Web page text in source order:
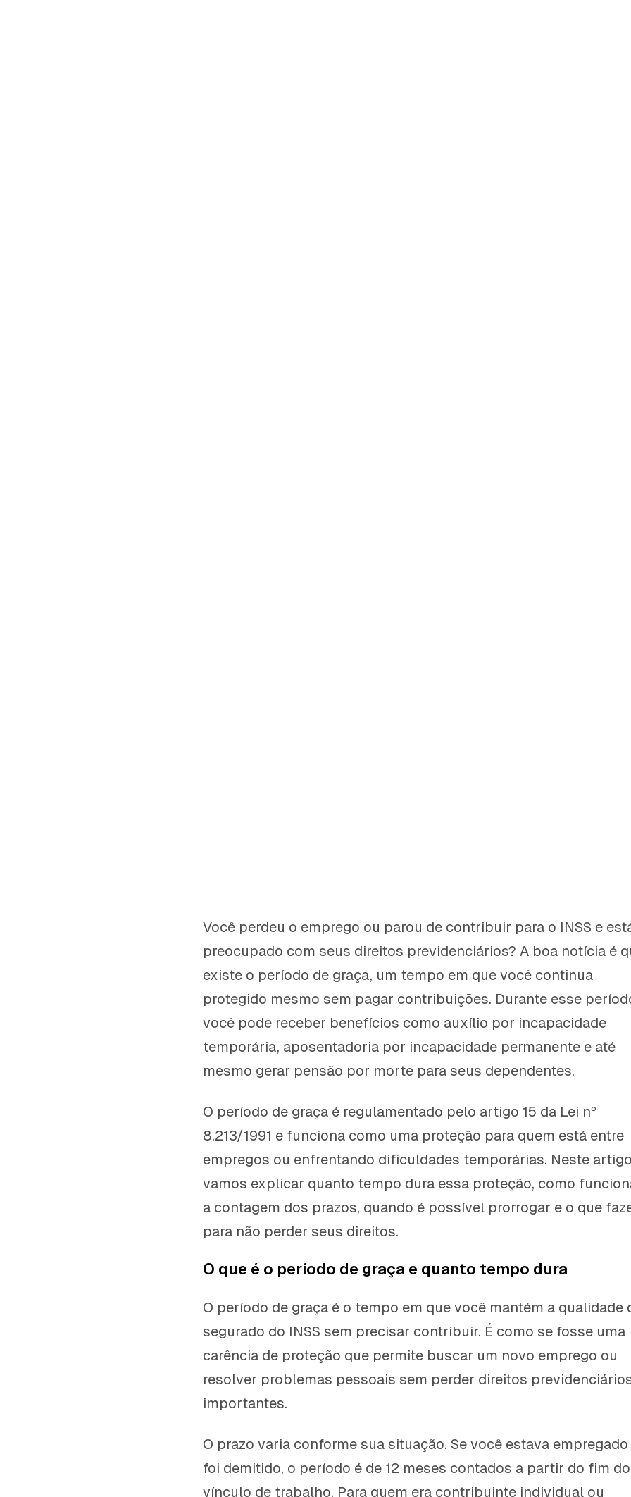
Você perdeu o emprego ou parou de contribuir para o INSS e
preocupado com seus direitos previdenciários? A boa notícia é
existe o período de graça, um tempo em que você continua
protegido mesmo sem pagar contribuições. Durante esse
você pode receber benefícios como auxílio por incapacidade
temporária, aposentadoria por incapacidade permanente e até
mesmo gerar pensão por morte para seus dependentes.
O período de graça é regulamentado pelo artigo 15 da Lei nº
8.213/1991 e funciona como uma proteção para quem está entre
empregos ou enfrentando dificuldades temporárias. Neste
vamos explicar quanto tempo dura essa proteção, como
a contagem dos prazos, quando é possível prorrogar e o que
para não perder seus direitos.
O que é o período de graça e quanto tempo dura
O período de graça é o tempo em que você mantém a qualidade
segurado do INSS sem precisar contribuir. É como se fosse uma
carência de proteção que permite buscar um novo emprego ou
resolver problemas pessoais sem perder direitos
importantes.
O prazo varia conforme sua situação. Se você estava empregado
foi demitido, o período é de 12 meses contados a partir do fim do
vínculo de trabalho. Para quem era contribuinte individual ou